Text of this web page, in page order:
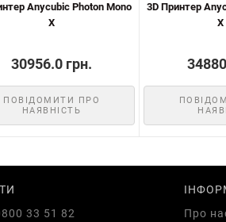
Anycubic Photon Mono
X
30956.0 грн.
ПОВІДОМИТИ ПРО
НАЯВНІСТЬ
3D Принтер
X
33 51 82
Про